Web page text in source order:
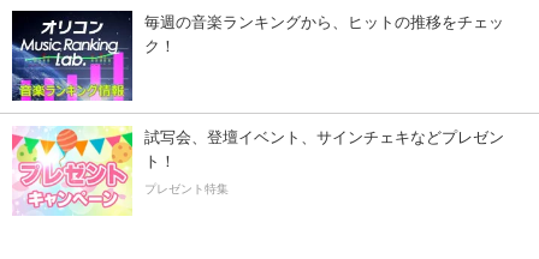
毎週の音楽ランキングから、ヒットの推移をチェッ
ク！
試写会、登壇イベント、サインチェキなどプレゼン
ト！
プレゼント特集